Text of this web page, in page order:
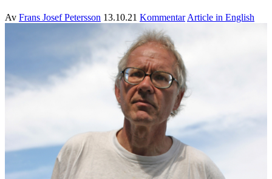
Av Frans Josef Petersson 13.10.21 Kommentar Article in English